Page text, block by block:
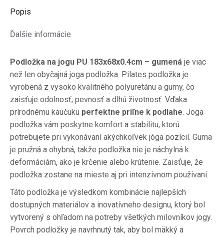
Popis
Ďalšie informácie
Podložka na jogu PU 183x68x0.4cm – gumená je viac
než len obyčajná joga podložka. Pilates podložka je
vyrobená z vysoko kvalitného polyuretánu a gumy, čo
zaisťuje odolnosť, pevnosť a dlhú životnosť. Vďaka
prírodnému kaučuku perfektne priľne k podlahe. Joga
podložka vám poskytne komfort a stabilitu, ktorú
potrebujete pri vykonávaní akýchkoľvek jóga pozícií. Guma
je pružná a ohybná, takže podložka nie je náchylná k
deformáciám, ako je krčenie alebo krútenie. Zaisťuje, že
podložka zostane na mieste aj pri intenzívnom používaní.
Táto podložka je výsledkom kombinácie najlepších
dostupných materiálov a inovatívneho designu, ktorý bol
vytvorený s ohľadom na potreby všetkých milovníkov jogy.
Povrch podložky je navrhnutý tak, aby bol mäkký a